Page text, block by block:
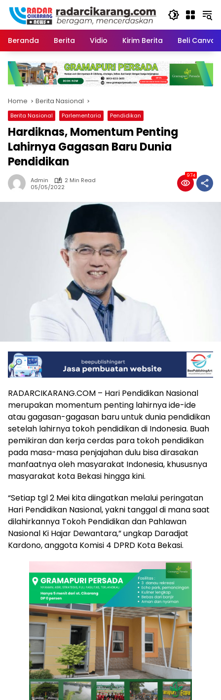
Skip
content
Beranda
Berita Vidio Kirim Berita Beli
Home Berita Nasional
Berita Nasional Parlementaria Pendidikan
Hardiknas, Momentum Penting
Lahirnya Gagasan Baru Dunia
Pendidikan
Admin
2 Min Read
05/05/2022
974
RADARCIKARANG.COM – Hari Pendidikan Nasional
merupakan momentum penting lahirnya ide-ide
atau gagasan-gagasan baru untuk dunia pendidikan
setelah lahirnya tokoh pendidikan di Indonesia. Buah
pemikiran dan kerja cerdas para tokoh pendidikan
pada masa-masa penjajahan dulu bisa dirasakan
manfaatnya oleh masyarakat Indonesia, khususnya
masyarakat kota Bekasi hingga kini.
“Setiap tgl 2 Mei kita diingatkan melalui peringatan
Hari Pendidikan Nasional, yakni tanggal di mana saat
dilahirkannya Tokoh Pendidikan dan Pahlawan
Nasional Ki Hajar Dewantara,” ungkap Daradjat
Kardono, anggota Komisi 4 DPRD Kota Bekasi.